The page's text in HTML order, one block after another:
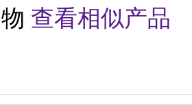
查看相似产品